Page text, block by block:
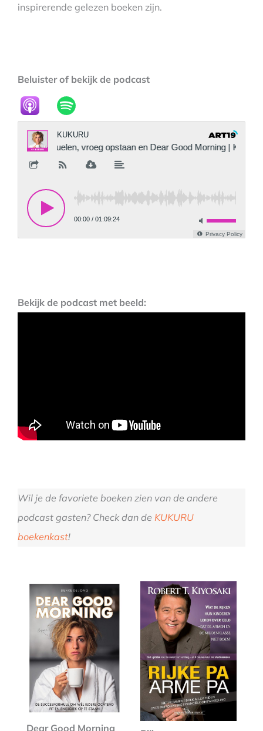
inspirerende gelezen boeken zijn.
Beluister of bekijk de podcast
Bekijk de podcast met beeld:
Wil je de favoriete boeken zien van de andere
podcast gasten? Check dan de KUKURU
boekenkast!
Dear Good Morning